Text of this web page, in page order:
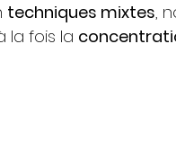
techniques mixtes,
la fois la